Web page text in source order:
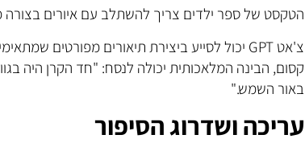
הטקסט של ספר ילדים צריך להשתלב עם איורים
צ'אט GPT יכול לסייע ביצירת תיאורים מפורטים שמתאימים למאיירים. לדוגמה, אם יש
קסום, הבינה המלאכותית יכולה לנסח: "חד הקרן היה
באור השמש."
עריכה ושדרוג הסיפור